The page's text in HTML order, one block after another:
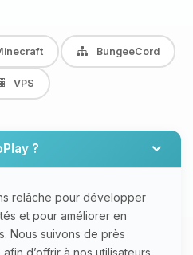
BungeeCord
VPS
?
relâche pour développer
et pour améliorer en
Nous suivons de près
d’offrir à nos utilisateurs